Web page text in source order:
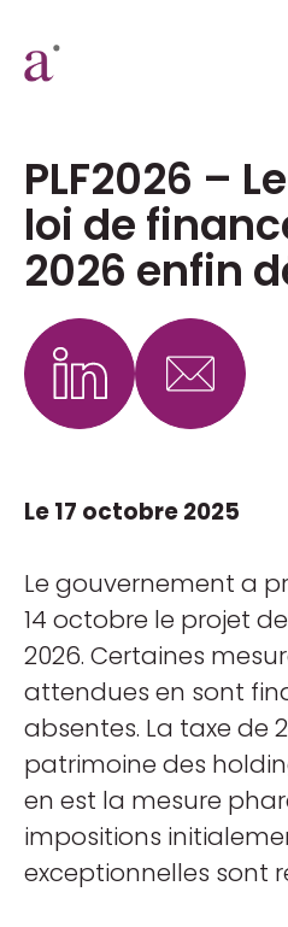
PLF2026 –
loi de
2026 enfin
Le 17 octobre 2025
Le gouvernement a
14 octobre le projet
2026. Certaines
attendues en sont
absentes. La taxe de
patrimoine des
en est la mesure
impositions
exceptionnelles sont